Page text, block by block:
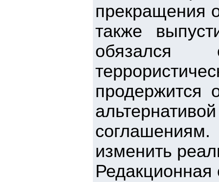
прекращения
также
обязался
продержится
изменить
Редакционная